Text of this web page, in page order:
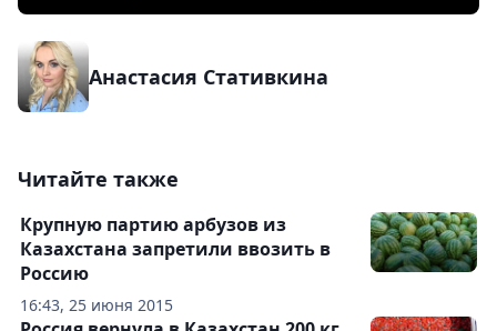
Анастасия Стативкина
Читайте также
16:43, 25 июня 2015
Крупную партию арбузов из
Казахстана запретили ввозить в
Россию